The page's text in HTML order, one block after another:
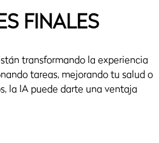
FINALES
transformando la experiencia
tareas, mejorando tu salud o
la IA puede darte una ventaja